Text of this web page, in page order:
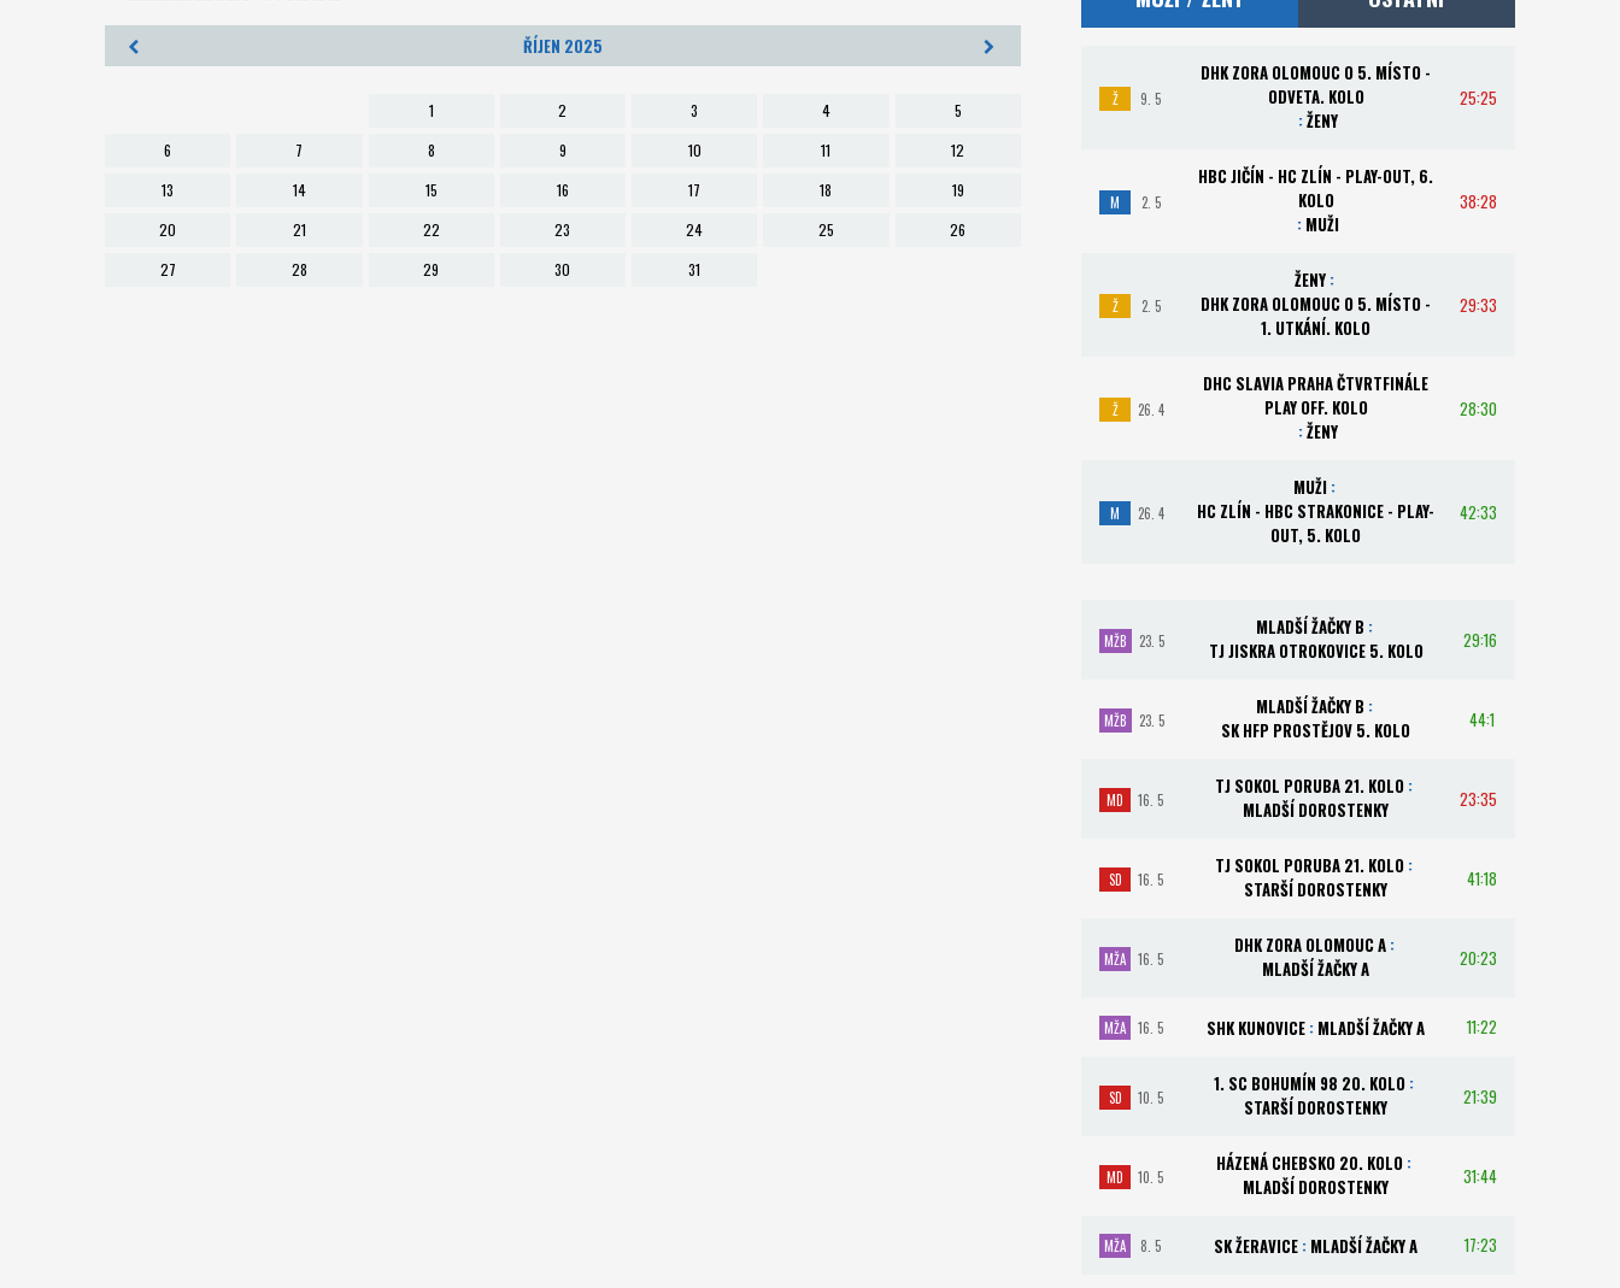
ŘÍJEN 2025
1 2 3 4
5
6
7 8 9 10 11
12
13
14 15 16 17 18
19
20
21 22 23 24 25
26
27
28 29 30 31
Ž 9. 5
DHK ZORA OLOMOUC O 5. MÍSTO -
ODVETA. KOLO
: ŽENY
25:25
M 2. 5
HBC JIČÍN - HC ZLÍN - PLAY-OUT, 6.
KOLO
: MUŽI
38:28
Ž 2. 5
ŽENY:
DHK ZORA OLOMOUC O 5. MÍSTO -
1. UTKÁNÍ. KOLO
29:33
Ž 26. 4
DHC SLAVIA PRAHA ČTVRTFINÁLE
PLAY OFF. KOLO
: ŽENY
28:30
M 26. 4
MUŽI :
HC ZLÍN - HBC STRAKONICE - PLAY-
OUT, 5. KOLO
42:33
MŽB 23. 5
MLADŠÍ ŽAČKY B :
TJ JISKRA OTROKOVICE 5. KOLO
29:16
MŽB 23. 5
MLADŠÍ ŽAČKY B :
SK HFP PROSTĚJOV 5. KOLO
44:1
MD 16. 5
TJ SOKOL PORUBA 21. KOLO :
MLADŠÍ DOROSTENKY
23:35
SD 16. 5
TJ SOKOL PORUBA 21. KOLO :
STARŠÍ DOROSTENKY
41:18
MŽA 16. 5
DHK ZORA OLOMOUC A:
MLADŠÍ ŽAČKY A
20:23
MŽA 16. 5 SHK KUNOVICE : MLADŠÍ ŽAČKY A 11:22
SD 10. 5
1. SC BOHUMÍN 98 20. KOLO :
STARŠÍ DOROSTENKY
21:39
MD 10. 5
HÁZENÁ CHEBSKO 20. KOLO :
MLADŠÍ DOROSTENKY
31:44
MŽA 8. 5 SK ŽERAVICE : MLADŠÍ ŽAČKY A 17:23